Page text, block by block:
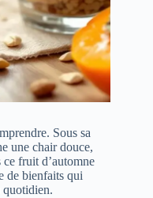
Sous sa
une chair douce,
fruit d’automne
de bienfaits qui
quotidien.